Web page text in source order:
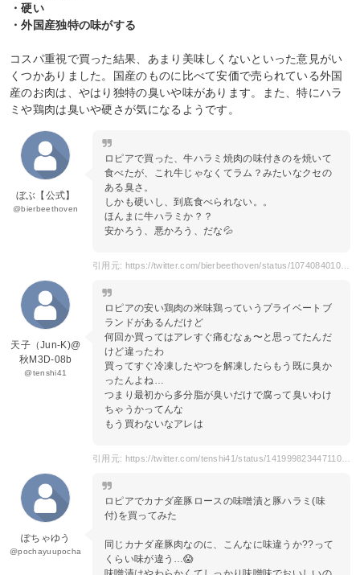
・硬い
・外国産独特の味がする
コスパ重視で買った結果、あまり美味しくないといった意見がい
くつかありました。国産のものに比べて安価で売られている外国
産のお肉は、やはり独特の臭いや味があります。また、特にハラ
ミや鶏肉は臭いや硬さが気になるようです。
ぼぶ【公式】
@bierbeethoven
ロピアで買った、牛ハラミ焼肉の味付きのを焼いて
食べたが、これ牛じゃなくてラム？みたいなクセの
ある臭さ。
しかも硬いし、到底食べられない。。
ほんまに牛ハラミか？？
安かろう、悪かろう、だな💦
引用元: https://twitter.com/bierbeethoven/status/1074084010450595840?s=20&t=PWsoCgo6RQK5FITD_7jrYg
天子（Jun-K)@
秋M3D-08b
@tenshi41
ロピアの安い鶏肉の米味鶏っていうプライベートブ
ランドがあるんだけど
何回か買ってはアレすぐ痛むなぁ〜と思ってたんだ
けど違ったわ
買ってすぐ冷凍したやつを解凍したらもう既に臭か
ったんよね…
つまり最初から多分脂が臭いだけで腐って臭いわけ
ちゃうかってんな
もう買わないなアレは
引用元: https://twitter.com/tenshi41/status/1419998234471108615?s=20&t=7HxBuOjU9zkXJh5J5ppbKQ
ぽちゃゆう
@pochayuupocha
ロピアでカナダ産豚ロースの味噌漬と豚ハラミ(味
付)を買ってみた
同じカナダ産豚肉なのに、こんなに味違うか??って
くらい味が違う…😱